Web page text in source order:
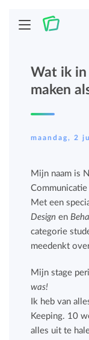
Wat ik in
maken
maandag, 2
Mijn naam is
Met een
Design en
categorie
meedenkt
Mijn stage
was!
Ik heb van
Keeping. 10
alles uit te